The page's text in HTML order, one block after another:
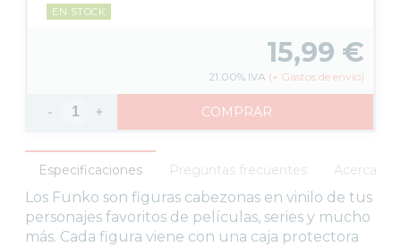
FUNKO POP SERIES
FUNKO POP VIDEOJUEGOS
PROTECTORES FUNKO POP
FUNKO POP DAÑADOS
COLECCIONISMO
WARHAMMER
CARTAS TCG
EN STOCK
15,99 €
21.00% IVA (+ Gastos de envío)
- + COMPRAR
Especificaciones Preguntas frecuentes Acerca
Los Funko son figuras cabezonas en vinilo de tus
personajes favoritos de películas, series y mucho
más. Cada figura viene con una caja protectora